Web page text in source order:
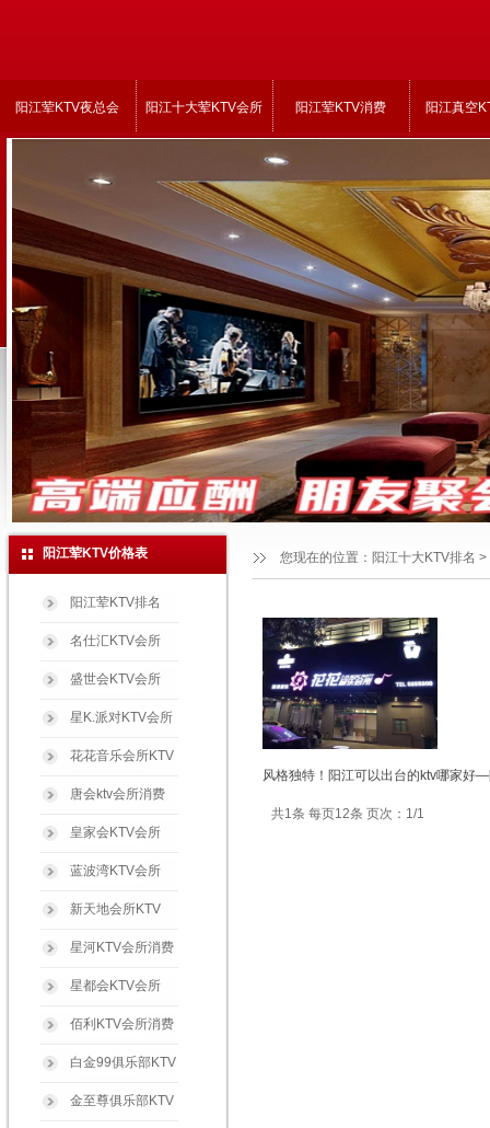
阳江荤KTV夜总会 阳江十大荤KTV会所 阳江荤KTV消费 阳江真空
阳江荤KTV价格表
阳江荤KTV排名
名仕汇KTV会所
盛世会KTV会所
星K.派对KTV会所
花花音乐会所KTV
唐会ktv会所消费
皇家会KTV会所
蓝波湾KTV会所
新天地会所KTV
星河KTV会所消费
星都会KTV会所
佰利KTV会所消费
白金99俱乐部KTV
金至尊俱乐部KTV
风格独特！阳江可以出台的ktv哪家好
共1条 每页12条 页次：1/1
您现在的位置： 阳江十大KTV排名 >